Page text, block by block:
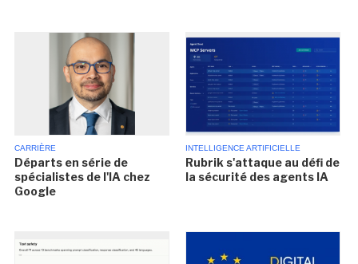
CARRIÈRE
Départs en série de
spécialistes de l'IA chez
Google
INTELLIGENCE ARTIFICIELLE
Rubrik s'attaque au défi de
la sécurité des agents IA